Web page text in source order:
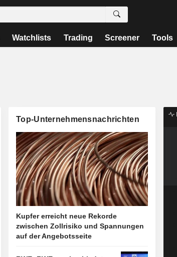
Watchlists Trading Screener Tools
Top-Unternehmensnachrichten
Kupfer erreicht neue Rekorde
zwischen Zollrisiko und Spannungen
auf der Angebotsseite